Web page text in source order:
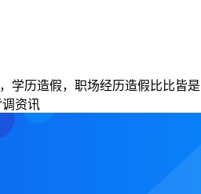
学历造假，职场经历造假比比皆
调资讯